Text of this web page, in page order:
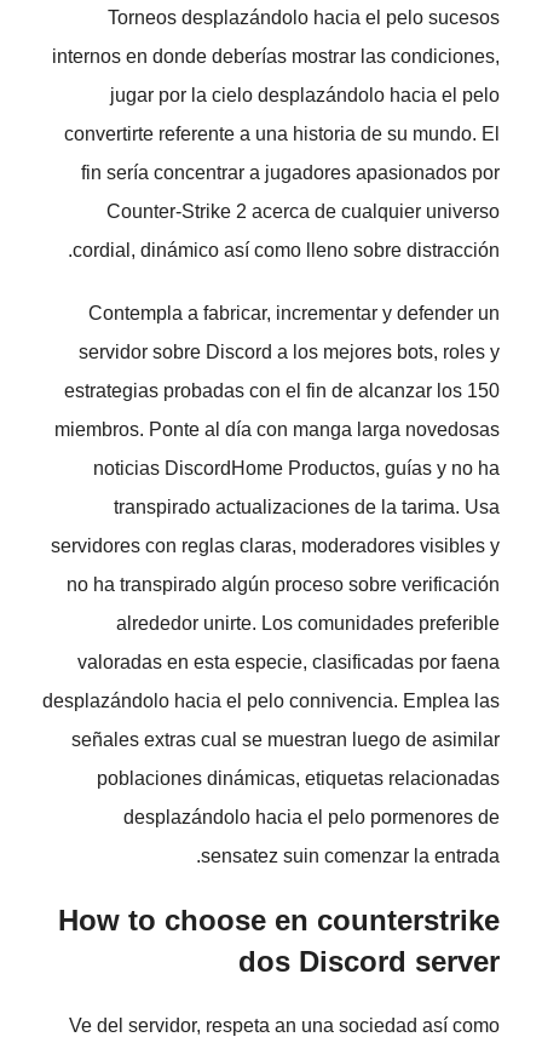
Torneos desplazándolo hacia el pelo sucesos
internos en donde deberías mostrar las condiciones,
jugar por la cielo desplazándolo hacia el pelo
convertirte referente a una historia de su mundo. El
fin serí­a concentrar a jugadores apasionados por
Counter-Strike 2 acerca de cualquier universo
cordial, dinámico así­ como lleno sobre distracción.
Contempla a fabricar, incrementar y defender un
servidor sobre Discord a los mejores bots, roles y
estrategias probadas con el fin de alcanzar los 150
miembros. Ponte al día con manga larga novedosas
noticias DiscordHome Productos, guías y no ha
transpirado actualizaciones de la tarima. Usa
servidores con reglas claras, moderadores visibles y
no ha transpirado algún proceso sobre verificación
alrededor unirte. Los comunidades preferible
valoradas en esta especie, clasificadas por faena
desplazándolo hacia el pelo connivencia. Emplea las
señales extras cual se muestran luego de asimilar
poblaciones dinámicas, etiquetas relacionadas
desplazándolo hacia el pelo pormenores de
sensatez suin comenzar la entrada.
How to choose en counterstrike
dos Discord server
Ve del servidor, respeta an una sociedad así­ como